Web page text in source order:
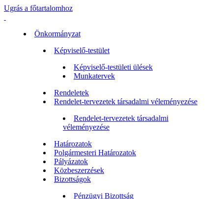
Ugrás a főtartalomhoz
Önkormányzat
Képviselő-testület
Képviselő-testületi ülések
Munkatervek
Rendeletek
Rendelet-tervezetek társadalmi véleményezése
Rendelet-tervezetek társadalmi
véleményezése
Határozatok
Polgármesteri Határozatok
Pályázatok
Közbeszerzések
Bizottságok
Pénzügyi Bizottság